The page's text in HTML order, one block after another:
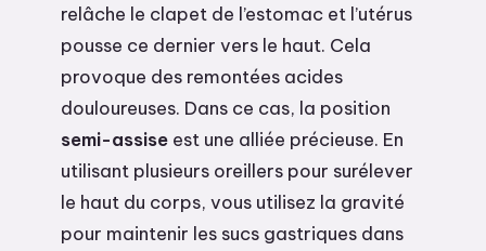
relâche le clapet de l’estomac et l’utérus
pousse ce dernier vers le haut. Cela
provoque des remontées acides
douloureuses. Dans ce cas, la position
semi-assise est une alliée précieuse. En
utilisant plusieurs oreillers pour surélever
le haut du corps, vous utilisez la gravité
pour maintenir les sucs gastriques dans